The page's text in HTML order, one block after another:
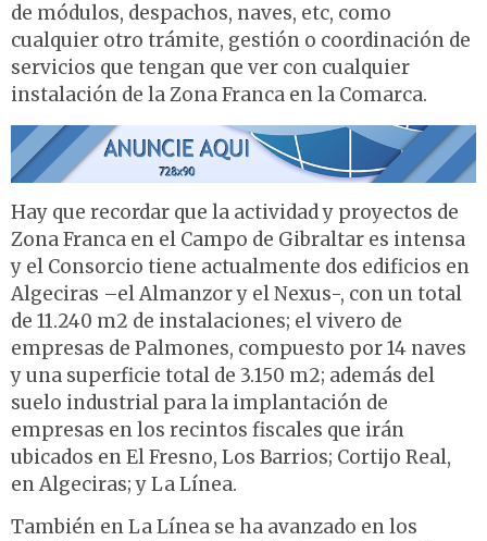
de módulos, despachos, naves, etc, como
cualquier otro trámite, gestión o coordinación de
servicios que tengan que ver con cualquier
instalación de la Zona Franca en la Comarca.
Hay que recordar que la actividad y proyectos de
Zona Franca en el Campo de Gibraltar es intensa
y el Consorcio tiene actualmente dos edificios en
Algeciras –el Almanzor y el Nexus-, con un total
de 11.240 m2 de instalaciones; el vivero de
empresas de Palmones, compuesto por 14 naves
y una superficie total de 3.150 m2; además del
suelo industrial para la implantación de
empresas en los recintos fiscales que irán
ubicados en El Fresno, Los Barrios; Cortijo Real,
en Algeciras; y La Línea.
También en La Línea se ha avanzado en los